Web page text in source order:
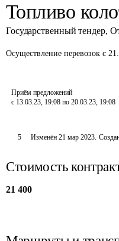
Топливо
Государственный тендер,
Осуществление перевозок с
Приём предложений
с 13.03.23, 19:08 по 20.03.23, 19:08
5 Изменён 21 мар 2023.
Стоимость
21 400